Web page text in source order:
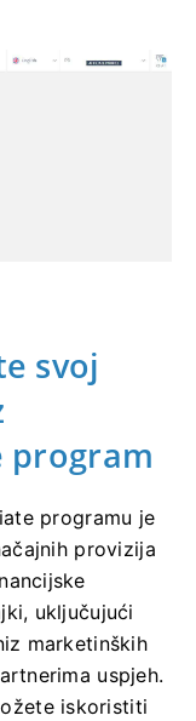
svoj
program
programu je
provizija
uključujući
marketinških
uspjeh.
iskoristiti